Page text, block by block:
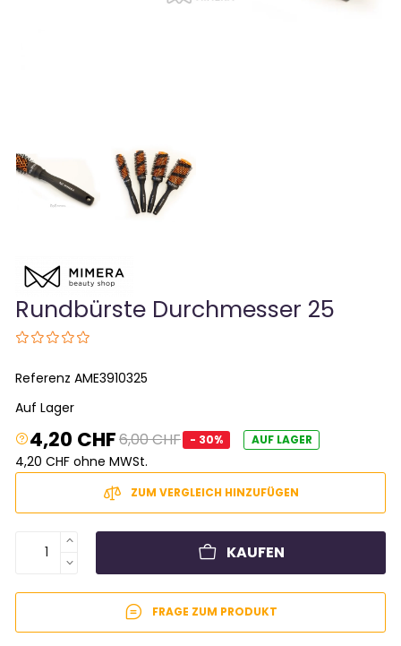
Rundbürste Durchmesser 25
ReferenzAME3910325
Auf Lager
4,20 CHF6,00 CHF - 30% AUF LAGER
4,20 CHF ohne MWSt.
ZUM VERGLEICH HINZUFÜGEN
KAUFEN
FRAGE ZUM PRODUKT